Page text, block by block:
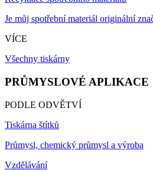
Je můj spotřební materiál originální
VÍCE
Všechny tiskárny
PRŮMYSLOVÉ APLIKACE
PODLE ODVĚTVÍ
Tiskárna štítků
Průmysl, chemický průmysl a výroba
Vzdělávání